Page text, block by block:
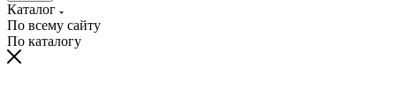
Каталог
По всему сайту
По каталогу